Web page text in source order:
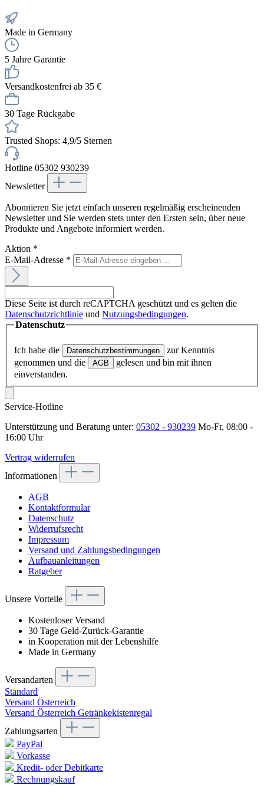
Made in Germany
5 Jahre Garantie
Versandkostenfrei ab 35 €
30 Tage Rückgabe
Trusted Shops: 4,9/5 Sternen
Hotline 05302 930239
Newsletter
Abonnieren Sie jetzt einfach unseren regelmäßig erscheinenden
Newsletter und Sie werden stets unter den Ersten sein, über neue
Produkte und Angebote informiert werden.
Aktion *
E-Mail-Adresse *
Diese Seite ist durch reCAPTCHA geschützt und es gelten die
Datenschutzrichtlinie und Nutzungsbedingungen.
Datenschutz
Ich habe die Datenschutzbestimmungen
zur Kenntnis
genommen und die
AGB
gelesen und bin mit ihnen
einverstanden.
Service-Hotline
Unterstützung und Beratung unter: 05302 - 930239 Mo-Fr, 08:00 -
16:00 Uhr
Vertrag widerrufen
Informationen
AGB
Kontaktformular
Datenschutz
Widerrufsrecht
Impressum
Versand und Zahlungsbedingungen
Aufbauanleitungen
Ratgeber
Unsere Vorteile
Kostenloser Versand
30 Tage Geld-Zurück-Garantie
in Kooperation mit der Lebenshilfe
Made in Germany
Versandarten
Standard
Versand Österreich
Versand Österreich Getränkekistenregal
Zahlungsarten
PayPal
Vorkasse
Kredit- oder Debitkarte
Rechnungskauf